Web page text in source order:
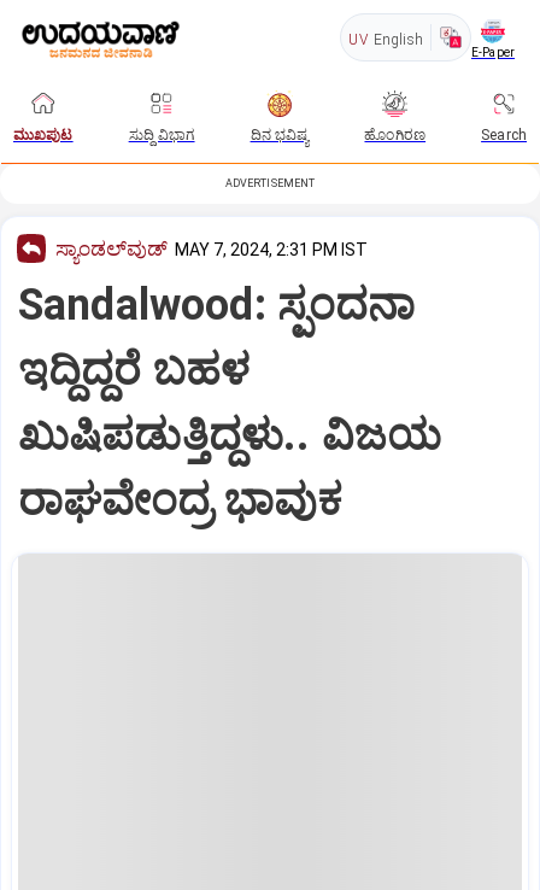
UV English
E-Paper
ಮುಖಪುಟ ಸುದ್ದಿ ವಿಭಾಗ ದಿನ ಭವಿಷ್ಯ ಹೊಂಗಿರಣ Search
ADVERTISEMENT
ಸ್ಯಾಂಡಲ್‌ವುಡ್‌ MAY 7, 2024, 2:31 PM IST
Sandalwood: ಸ್ಪಂದನಾ
ಇದ್ದಿದ್ದರೆ ಬಹಳ
ಖುಷಿಪಡುತ್ತಿದ್ದಳು.. ವಿಜಯ
ರಾಘವೇಂದ್ರ ಭಾವುಕ